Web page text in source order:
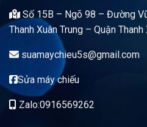
Số 15B – Ngõ 98 – Đường
Thanh Xuân Trung – Quận
suamaychieu5s@gmail.com
Sửa máy chiếu
Zalo:0916569262